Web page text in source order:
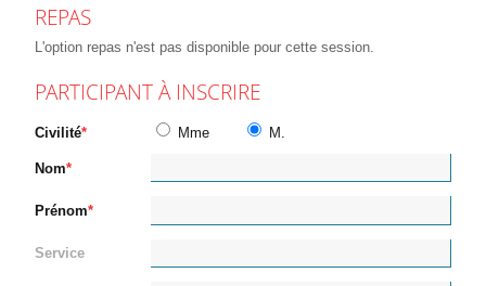
REPAS
L'option repas n'est pas disponible pour cette session.
PARTICIPANT À INSCRIRE
Civilité Mme M.
Nom
Prénom
Service